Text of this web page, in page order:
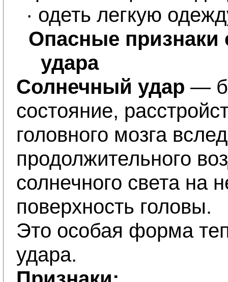
· одеть легкую
Опасные признаки
удара
Солнечный удар —
состояние,
головного мозга
продолжительного
солнечного света на
поверхность головы.
Это особая форма
удара.